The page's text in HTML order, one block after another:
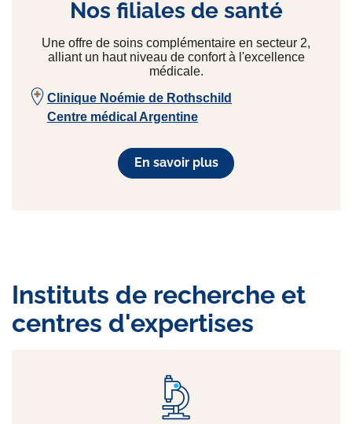
Nos filiales de santé
Une offre de soins complémentaire en secteur 2,
alliant un haut niveau de confort à l'excellence
médicale.
Clinique Noémie de Rothschild
Centre médical Argentine
En savoir plus
Instituts de recherche et
centres d'expertises